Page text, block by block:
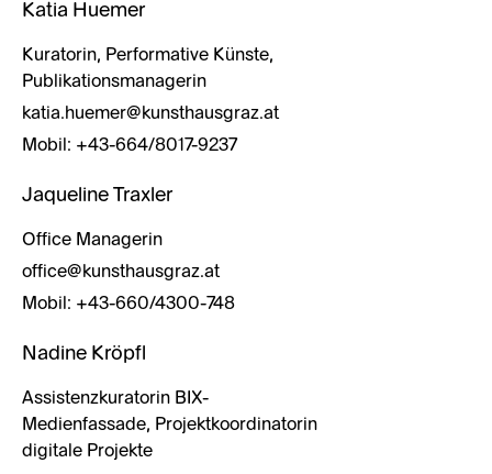
Katia Huemer
Kuratorin, Performative Künste,
Publikationsmanagerin
katia.huemer@kunsthausgraz.at
Mobil: +43-664/8017-9237
Jaqueline Traxler
Office Managerin
office@kunsthausgraz.at
Mobil: +43-660/4300-748
Nadine Kröpfl
Assistenzkuratorin BIX-
Medienfassade, Projektkoordinatorin
digitale Projekte